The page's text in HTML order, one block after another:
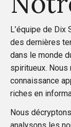
g
i
n
a
L’équipe de Dix
des dernières
dans le monde
spiritueux.
connaissance
riches en
Nous